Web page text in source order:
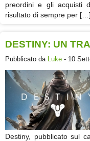
preordini e gli acquisti
risultato di sempre per […]
DESTINY: UN
Pubblicato da Luke - 10
Destiny, pubblicato sul